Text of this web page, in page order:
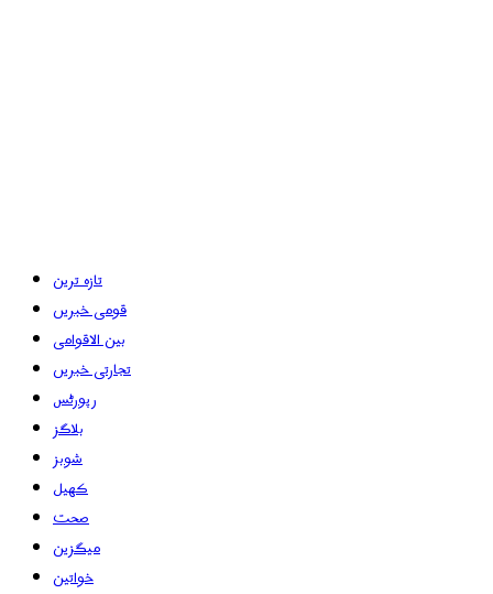
تازہ ترین
قومی خبریں
بین الاقوامی
تجارتی خبریں
رپورٹس
بلاگز
شوبز
کھیل
صحت
میگزین
خواتین